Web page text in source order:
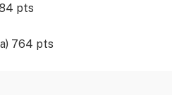
pts
764 pts